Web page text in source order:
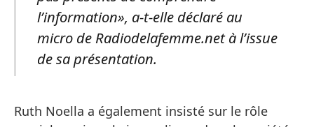
l’information», a-t-elle déclaré au
micro de Radiodelafemme.net à l’issue
de sa présentation.
Ruth Noella a également insisté sur le rôle